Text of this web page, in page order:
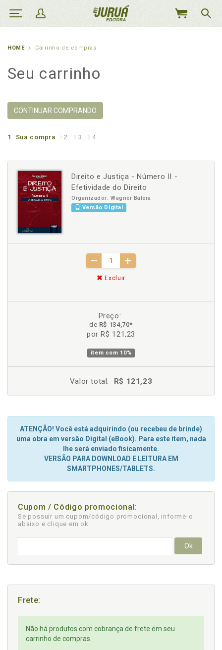
MEU
HOME Carrinho de compras
Seu carrinho
CONTINUAR COMPRANDO
1. Sua compra 2. 3. 4.
Direito e Justiça - Número II -
Efetividade do Direito
Organizador: Wagner Balera
Versão Digital
Excluir
Preço:
deR$ 134,70*
por R$ 121,23
item com 10%
Valor total: R$ 121,23
ATENÇÃO! Você está adquirindo (ou recebeu de brinde)
uma obra em versão Digital (eBook). Para este item, nada
lhe será enviado fisicamente.
VERSÃO PARA DOWNLOAD E LEITURA EM
SMARTPHONES/TABLETS.
Cupom / Código promocional:
Se possuir um cupom/código promocional, informe-o
abaixo e clique em ok
Ok
Frete:
Não há produtos com cobrança de frete em seu
carrinho de compras.